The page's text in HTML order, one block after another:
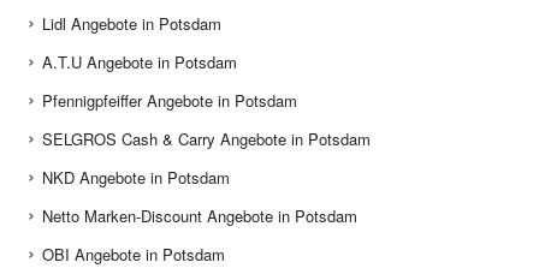
Lidl Angebote in Potsdam
A.T.U Angebote in Potsdam
Pfennigpfeiffer Angebote in Potsdam
SELGROS Cash & Carry Angebote in Potsdam
NKD Angebote in Potsdam
Netto Marken-Discount Angebote in Potsdam
OBI Angebote in Potsdam